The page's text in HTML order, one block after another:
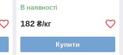
В наявності
182 ₴/кг
Купити